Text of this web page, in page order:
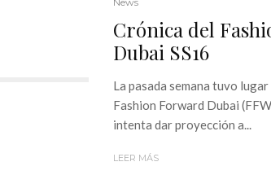
Crónica del
Dubai SS16
La pasada semana tuvo
Fashion Forward Dubai
intenta dar proyección a...
LEER MÁS